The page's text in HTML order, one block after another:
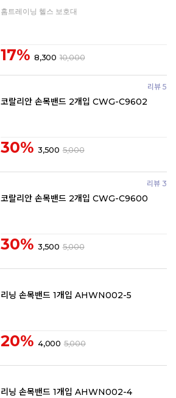
홈트레이닝 헬스 보호대
17% 8,300 10,000
리뷰 5
코랄리안 손목밴드 2개입 CWG-C9602
30% 3,500 5,000
리뷰 3
코랄리안 손목밴드 2개입 CWG-C9600
30% 3,500 5,000
리닝 손목밴드 1개입 AHWN002-5
20% 4,000 5,000
리닝 손목밴드 1개입 AHWN002-4